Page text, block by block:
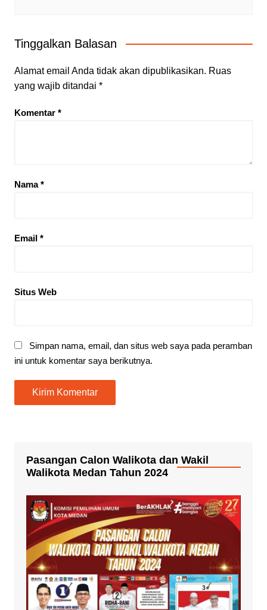
Tinggalkan Balasan
Alamat email Anda tidak akan dipublikasikan. Ruas
yang wajib ditandai *
Komentar *
Nama*
Email *
Situs Web
Simpan nama, email, dan situs web saya pada peramban
ini untuk komentar saya berikutnya.
Pasangan Calon Walikota dan Wakil
Walikota Medan Tahun 2024